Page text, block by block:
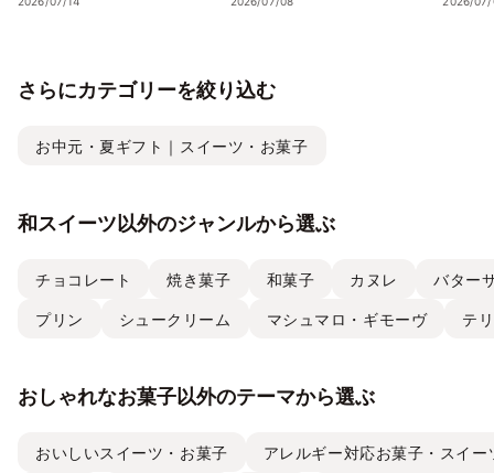
さらにカテゴリーを絞り込む
お中元・夏ギフト｜スイーツ・お菓子
和スイーツ以外のジャンルから選ぶ
チョコレート 焼き菓子 和菓子 カヌレ バター
プリン シュークリーム マシュマロ・ギモーヴ テ
おしゃれなお菓子以外のテーマから選ぶ
おいしいスイーツ・お菓子 アレルギー対応お菓子・スイー